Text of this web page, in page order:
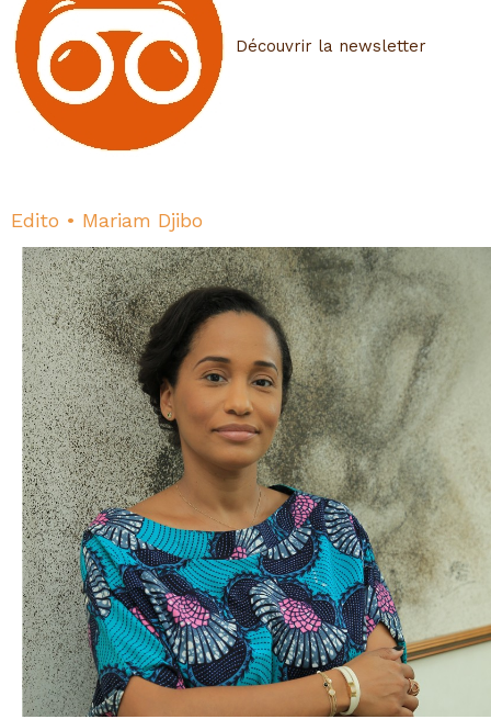
Découvrir la newsletter
Edito • Mariam Djibo